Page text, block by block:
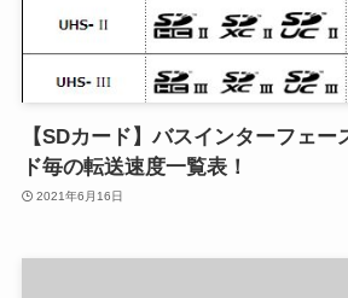
【SDカード】バスインターフェ
ド毎の転送速度一覧表！
2021年6月16日